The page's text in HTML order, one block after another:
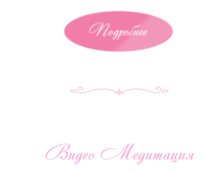
Подробнее
Видео Медитация